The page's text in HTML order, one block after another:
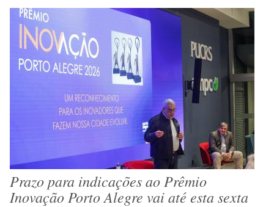
Prazo para indicações ao Prêmio
Inovação Porto Alegre vai até esta sexta